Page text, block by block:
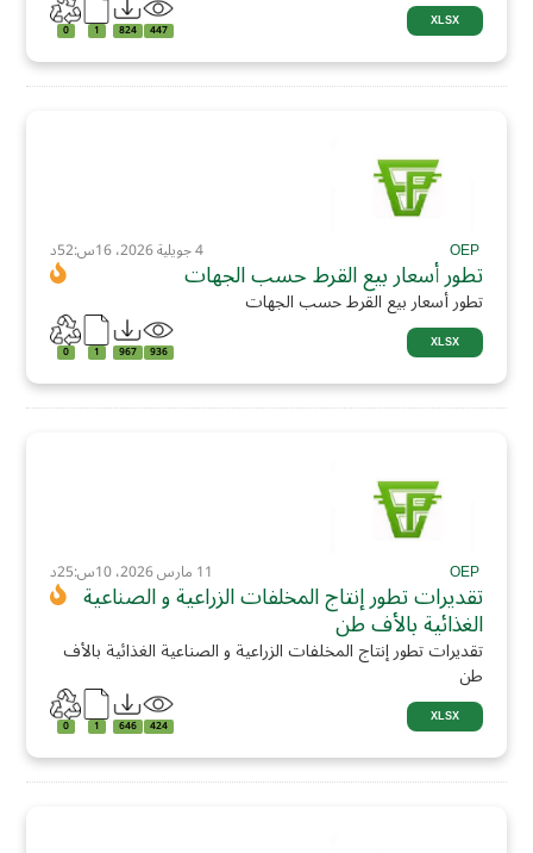
XLSX
447
824
1
0
OEP 4 جويلية 2026، 16س:52د
تطور أسعار بيع القرط حسب الجهات
تطور أسعار بيع القرط حسب الجهات
XLSX
936
967
1
0
OEP 11 مارس 2026، 10س:25د
تقديرات تطور إنتاج المخلفات الزراعية و الصناعية
الغذائية بالأف طن
تقديرات تطور إنتاج المخلفات الزراعية و الصناعية الغذائية بالأف
طن
XLSX
424
646
1
0